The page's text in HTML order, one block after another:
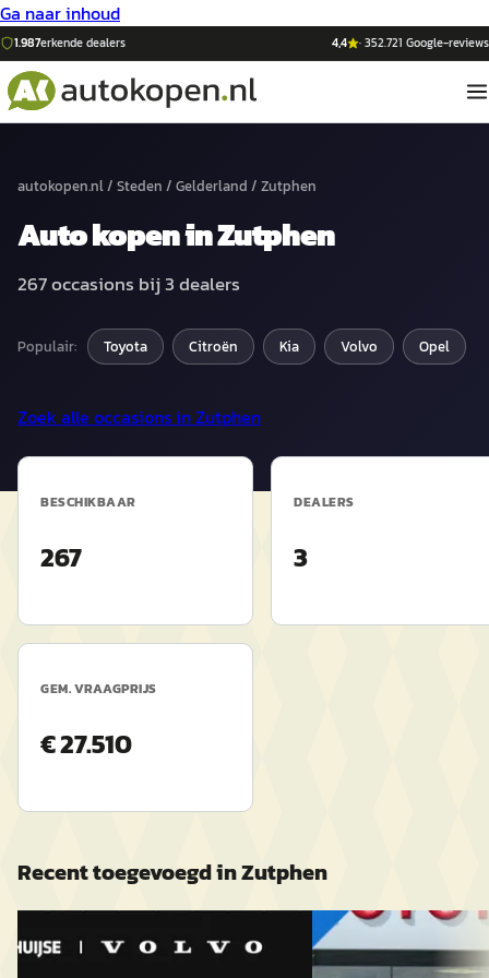
Ga naar inhoud
1.987erkende dealers 4,4 ·352.721 Google-reviews
autokopen.nl/ Steden / Gelderland / Zutphen
Autokopen inZutphen
267occasions bij3dealers
Populair: Toyota Citroën Kia Volvo Opel
Zoek alle occasions inZutphen
BESCHIKBAAR
267
DEALERS
3
GEM. VRAAGPRIJS
€ 27.510
Recent toegevoegd inZutphen
EVA Toyota Yaris·